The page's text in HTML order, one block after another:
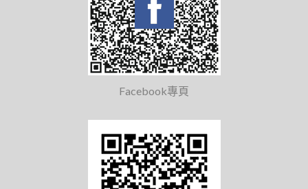
Facebook專頁